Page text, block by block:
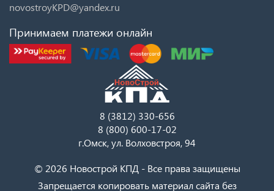
novostroyKPD@yandex.ru
Принимаем платежи онлайн
8 (3812) 330-656
8 (800) 600-17-02
г.Омск, ул. Волховстроя, 94
© 2026 Новострой КПД - Все права защищены
Запрещается копировать материал сайта без